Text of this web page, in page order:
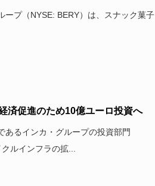
プ（NYSE: BERY）は、スナック菓子
済促進のため10億ユーロ投資へ
あるインカ・グループの投資部門
ルインフラの拡...